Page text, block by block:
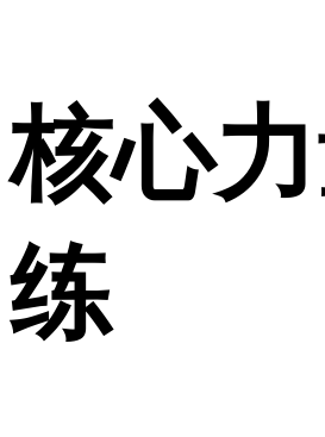
核心
练